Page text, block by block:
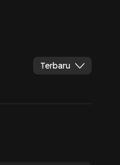
Terbaru